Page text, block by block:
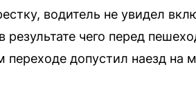
водитель не увидел
чего перед
допустил наезд на